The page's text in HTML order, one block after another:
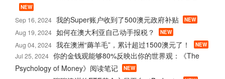
NEW
Sep 16, 2024 我的Super账户收到了500澳元政府补贴 NEW
Aug 19, 2024 如何在澳大利亚自己动手报税？ NEW
Aug 04, 2024 我在澳洲“薅羊毛”，累计超过1500澳元了！ NEW
Jul 25, 2024 你的金钱观能够80%反映出你的世界观：《The
Psychology of Money》阅读笔记
NEW